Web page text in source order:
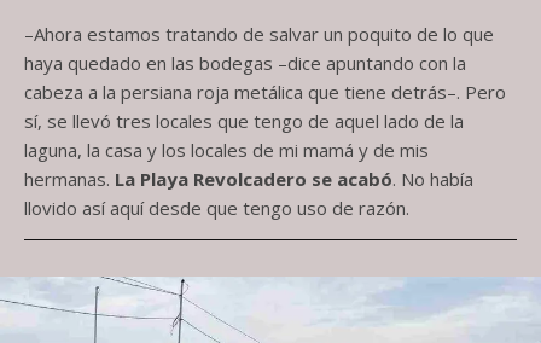
–Ahora estamos tratando de salvar un poquito de lo que
haya quedado en las bodegas –dice apuntando con la
cabeza a la persiana roja metálica que tiene detrás–. Pero
sí, se llevó tres locales que tengo de aquel lado de la
laguna, la casa y los locales de mi mamá y de mis
hermanas. La Playa Revolcadero se acabó. No había
llovido así aquí desde que tengo uso de razón.